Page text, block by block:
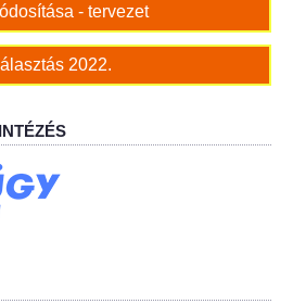
Társulat Egyesület
Klub
Egyesültet Klub
Tűzoltó Egyesület
Egyesület
- tervezet
2022.